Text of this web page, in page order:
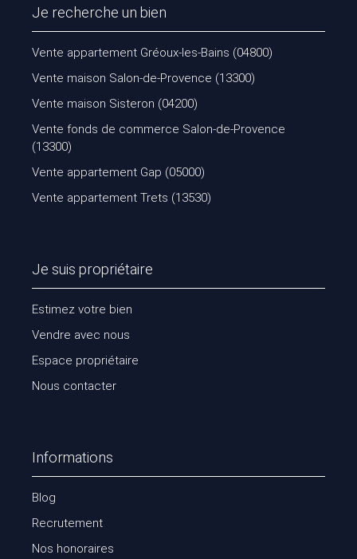
Je recherche un bien
Vente appartement Gréoux-les-Bains (04800)
Vente maison Salon-de-Provence (13300)
Vente maison Sisteron (04200)
Vente fonds de commerce Salon-de-Provence
(13300)
Vente appartement Gap (05000)
Vente appartement Trets (13530)
Je suis propriétaire
Estimez votre bien
Vendre avec nous
Espace propriétaire
Nous contacter
Informations
Blog
Recrutement
Nos honoraires